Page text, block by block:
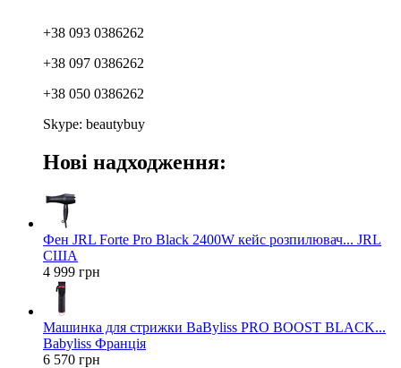
+38 093 0386262
+38 097 0386262
+38 050 0386262
Skype: beautybuy
Нові надходження:
Фен JRL Forte Pro Black 2400W кейс розпилювач... JRL
США
4 999 грн
Машинка для стрижки BaByliss PRO BOOST BLACK...
Babyliss Франція
6 570 грн